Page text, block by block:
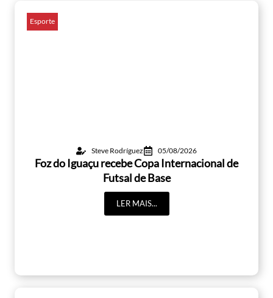
Esporte
Steve Rodríguez 05/08/2026
Foz do Iguaçu recebe Copa Internacional de
Futsal de Base
LER MAIS...